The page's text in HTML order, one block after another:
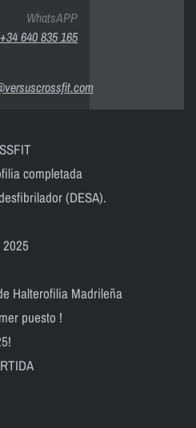
WhatsAPP
+34 640 835 165
completada
(DESA).
Halterofilia Madrileña
puesto !